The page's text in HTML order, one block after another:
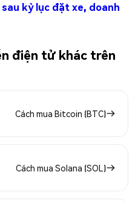
kỷ lục đặt xe, doanh
điện tử khác trên
Cách mua Bitcoin (BTC)
Cách mua Solana (SOL)